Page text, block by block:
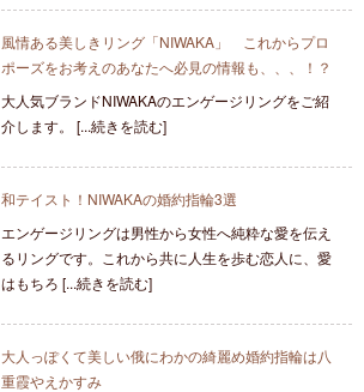
風情ある美しきリング「NIWAKA」 これからプロ
ポーズをお考えのあなたへ必見の情報も、、、！？
大人気ブランドNIWAKAのエンゲージリングをご紹
介します。 [...続きを読む]
和テイスト！NIWAKAの婚約指輪3選
エンゲージリングは男性から女性へ純粋な愛を伝え
るリングです。これから共に人生を歩む恋人に、愛
はもちろ [...続きを読む]
大人っぽくて美しい俄にわかの綺麗め婚約指輪は八
重霞やえかすみ